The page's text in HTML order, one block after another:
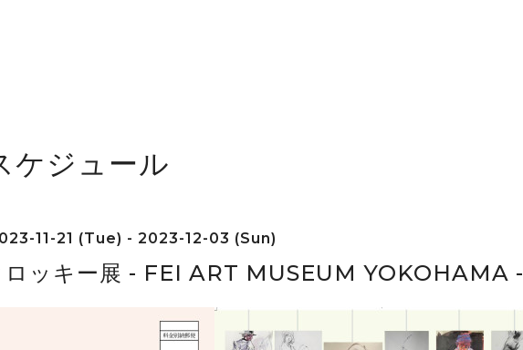
ケジュール
11-21 (Tue) - 2023-12-03 (Sun)
ロッキー展 - FEI ART MUSEUM YOKOHAMA -